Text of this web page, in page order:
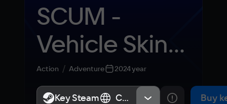
SCUM -
Vehicle Skins
Pack
Action Adventure 2024 year
Key Steam СНГ, Россия Buy
Key Steam СНГ, Россия